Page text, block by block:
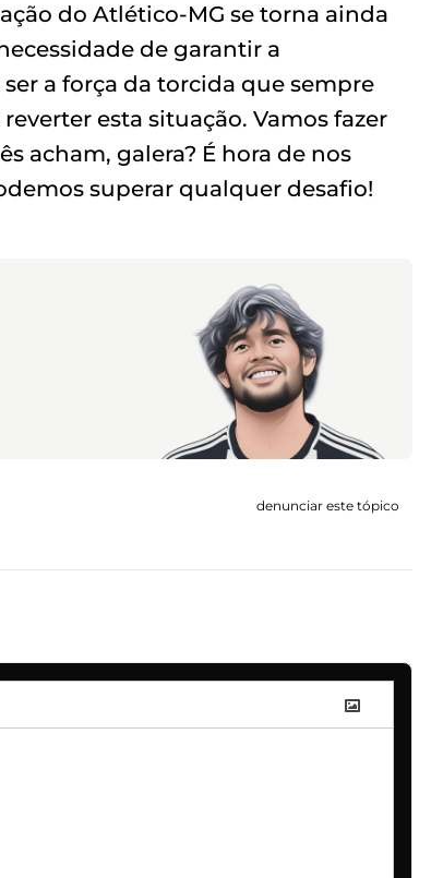
do Atlético-MG se torna ainda
de garantir a
a força da torcida que sempre
esta situação. Vamos fazer
acham, galera? É hora de nos
superar qualquer desafio!
denunciar este tópico